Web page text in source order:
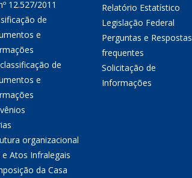
12.527/2011
de
e
de
e
organizacional
e Atos Infralegais
da Casa
Relatório Estatístico
Legislação Federal
Perguntas e Respostas
frequentes
Solicitação de
Informações